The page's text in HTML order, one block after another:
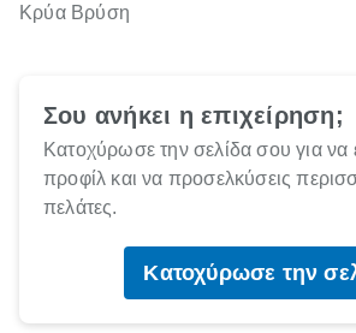
Κρύα Βρύση
Σου ανήκει η επιχείρηση;
Κατοχύρωσε την σελίδα σου για να
προφίλ και να προσελκύσεις
πελάτες.
Κατοχύρωσε την